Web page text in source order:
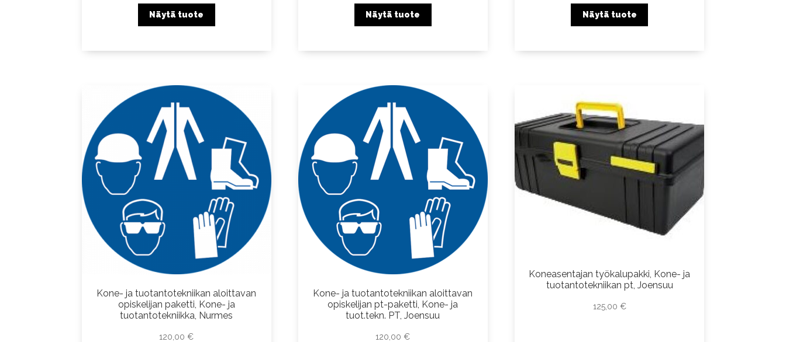
Näytä tuote Näytä tuote Näytä tuote
Kone- ja tuotantotekniikan aloittavan
opiskelijan paketti, Kone- ja
tuotantotekniikka, Nurmes
120,00€
Kone- ja tuotantotekniikan aloittavan
opiskelijan pt-paketti, Kone- ja
tuot.tekn. PT, Joensuu
120,00€
Koneasentajan työkalupakki, Kone- ja
tuotantotekniikan pt, Joensuu
125,00 €